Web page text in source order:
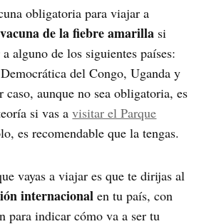
obligatoria para viajar a
vacuna de la fiebre amarilla si
alguno de los siguientes países:
del Congo, Uganda y
aunque no sea obligatoria, es
si vas avisitar el Parque
es recomendable que la tengas.
vayas a viajar es que te dirijas al
internacional en tu país, con
para indicar cómo va a ser tu